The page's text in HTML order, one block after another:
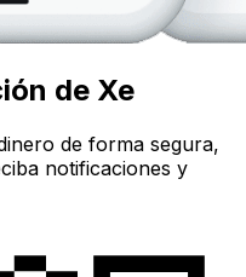
de Xe
de forma segura,
notificaciones y